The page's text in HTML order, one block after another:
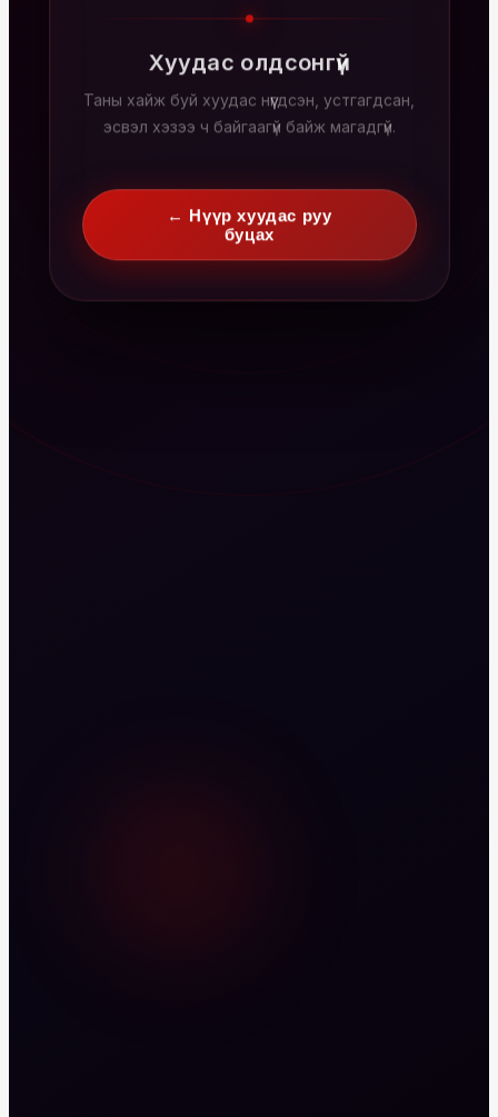
Хуудас олдсонгүй
Таны хайж буй хуудас нүүгдсэн, устгагдсан,
эсвэл хэзээ ч байгаагүй байж магадгүй.
← Нүүр хуудас руу
буцах